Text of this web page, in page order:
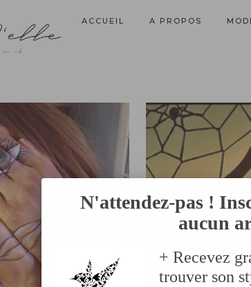
ACCUEIL A PROPOS
N'attendez-pas !
aucun
+ Recevez
trouver son